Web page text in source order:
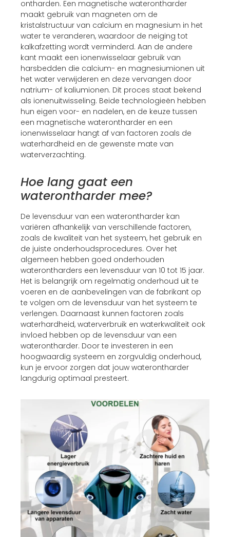
ontharden. Een magnetische waterontharder
maakt gebruik van magneten om de
kristalstructuur van calcium en magnesium in het
water te veranderen, waardoor de neiging tot
kalkafzetting wordt verminderd. Aan de andere
kant maakt een ionenwisselaar gebruik van
harsbedden die calcium- en magnesiumionen uit
het water verwijderen en deze vervangen door
natrium- of kaliumionen. Dit proces staat bekend
als ionenuitwisseling. Beide technologieën hebben
hun eigen voor- en nadelen, en de keuze tussen
een magnetische waterontharder en een
ionenwisselaar hangt af van factoren zoals de
waterhardheid en de gewenste mate van
waterverzachting.
Hoe lang gaat een
waterontharder mee?
De levensduur van een waterontharder kan
variëren afhankelijk van verschillende factoren,
zoals de kwaliteit van het systeem, het gebruik en
de juiste onderhoudsprocedures. Over het
algemeen hebben goed onderhouden
waterontharders een levensduur van 10 tot 15 jaar.
Het is belangrijk om regelmatig onderhoud uit te
voeren en de aanbevelingen van de fabrikant op
te volgen om de levensduur van het systeem te
verlengen. Daarnaast kunnen factoren zoals
waterhardheid, waterverbruik en waterkwaliteit ook
invloed hebben op de levensduur van een
waterontharder. Door te investeren in een
hoogwaardig systeem en zorgvuldig onderhoud,
kun je ervoor zorgen dat jouw waterontharder
langdurig optimaal presteert.